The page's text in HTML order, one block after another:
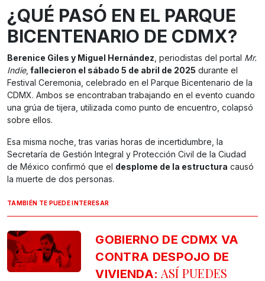
¿QUÉ PASÓ EN EL PARQUE
BICENTENARIO DE CDMX?
Berenice Giles y Miguel Hernández , periodistas del portal Mr.
Indie, fallecieron el sábado 5 de abril de 2025 durante el
Festival Ceremonia, celebrado en el Parque Bicentenario de la
CDMX. Ambos se encontraban trabajando en el evento cuando
una grúa de tijera, utilizada como punto de encuentro, colapsó
sobre ellos.
Esa misma noche, tras varias horas de incertidumbre, la
Secretaría de Gestión Integral y Protección Civil de la Ciudad
de México confirmó que el desplome de la estructura causó
la muerte de dos personas.
TAMBIÉN TE PUEDE INTERESAR
GOBIERNO DE CDMX VA
CONTRA DESPOJO DE
VIVIENDA: ASÍ PUEDES